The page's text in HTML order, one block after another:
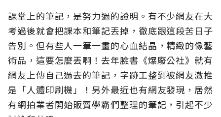
課堂上的筆記，是努力過的證明。有不少網友在大
考過後就會把課本和筆記丟掉，徹底跟這段苦日子
告別。但有些人一筆一畫的心血結晶，精緻的像藝
術品，這要怎麼丟啊！去年臉書《爆廢公社》就有
網友上傳自己過去的筆記，字跡工整到被網友激推
是「人體印刷機」！另外最近也有網友發現，居然
有網拍業者開始販賣學霸們整理的筆記，引起不少